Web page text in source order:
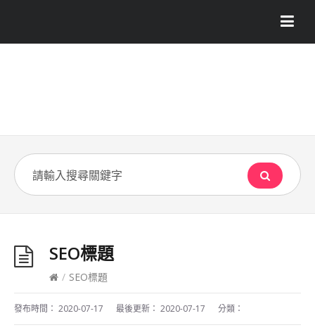
SEO標題
/ SEO標題
發布時間： 2020-07-17 最後更新： 2020-07-17 分類：